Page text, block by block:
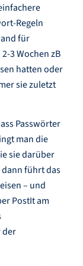
Regeln
für
3 Wochen zB
hatten oder
sie zuletzt
Passwörter
man die
sie darüber
führt das
– und
PostIt am
der